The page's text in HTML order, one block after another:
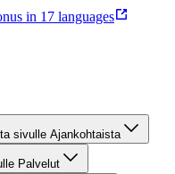
in 17 languages
sivulle Ajankohtaista
Palvelut